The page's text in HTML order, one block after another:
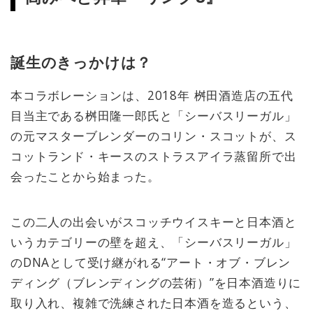
誕生のきっかけは？
本コラボレーションは、2018年 桝田酒造店の五代
目当主である桝田隆一郎氏と「シーバスリーガル」
の元マスターブレンダーのコリン・スコットが、ス
コットランド・キースのストラスアイラ蒸留所で出
会ったことから始まった。
この二人の出会いがスコッチウイスキーと日本酒と
いうカテゴリーの壁を超え、「シーバスリーガル」
のDNAとして受け継がれる“アート・オブ・ブレン
ディング（ブレンディングの芸術）”を日本酒造りに
取り入れ、複雑で洗練された日本酒を造るという、